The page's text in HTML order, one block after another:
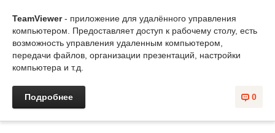
TeamViewer- приложение для удалённого управления
компьютером. Предоставляет доступ к рабочему столу, есть
возможность управления удаленным компьютером,
передачи файлов, организации презентаций, настройки
компьютера и т.д.
0
Подробнее